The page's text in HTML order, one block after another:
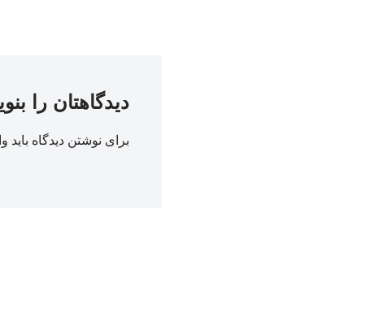
دیدگاهتان را
برای نوشتن دیدگاه باید